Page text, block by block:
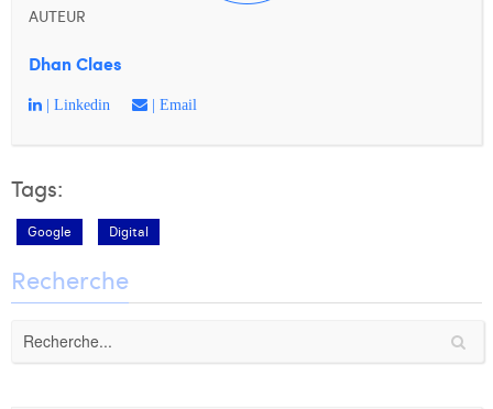
AUTEUR
Dhan Claes
| Linkedin | Email
Tags:
Google Digital
Recherche